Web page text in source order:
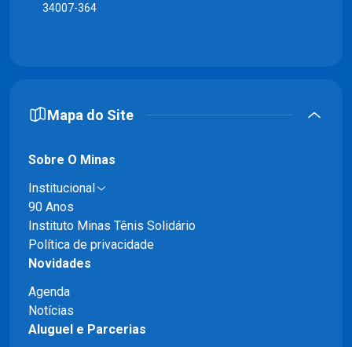
34007-364
Mapa do Site
Sobre O Minas
Institucional
90 Anos
Instituto Minas Tênis Solidário
Política de privacidade
Novidades
Agenda
Notícias
Aluguel e Parcerias